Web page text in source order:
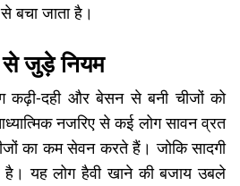
बचा जाता है।
जुड़े नियम
कढ़ी-दही और बेसन से बनी चीजों को
नजरिए से कई लोग सावन व्रत
का कम सेवन करते हैं। जोकि सादगी
यह लोग हैवी खाने की बजाय उबले